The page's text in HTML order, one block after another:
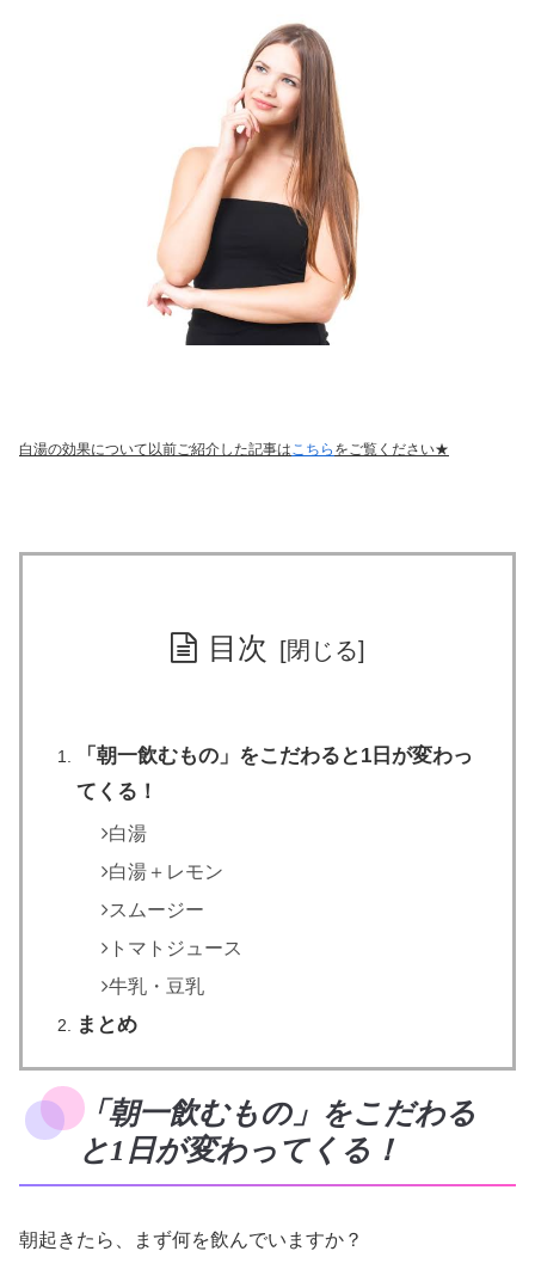
白湯の効果について以前ご紹介した記事はこちら をご覧ください★
目次
「朝一飲むもの」をこだわると1日が変わっ
てくる！
白湯
白湯＋レモン
スムージー
トマトジュース
牛乳・豆乳
まとめ
「朝一飲むもの」をこだわる
と1日が変わってくる！
朝起きたら、まず何を飲んでいますか？